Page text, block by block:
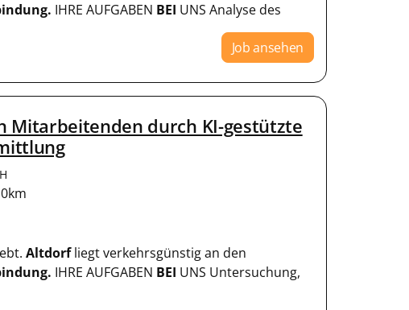
IHRE AUFGABEN BEI UNS Analyse des
Job ansehen
Mitarbeitenden durch KI-gestützte
0km
Altdorfliegt verkehrsgünstig an den
IHRE AUFGABEN BEI UNS Untersuchung,